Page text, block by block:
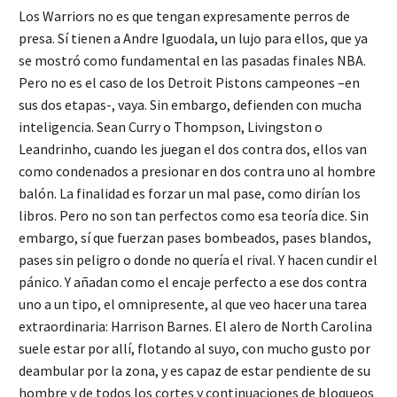
Los Warriors no es que tengan expresamente perros de
presa. Sí tienen a Andre Iguodala, un lujo para ellos, que ya
se mostró como fundamental en las pasadas finales NBA.
Pero no es el caso de los Detroit Pistons campeones –en
sus dos etapas-, vaya. Sin embargo, defienden con mucha
inteligencia. Sean Curry o Thompson, Livingston o
Leandrinho, cuando les juegan el dos contra dos, ellos van
como condenados a presionar en dos contra uno al hombre
balón. La finalidad es forzar un mal pase, como dirían los
libros. Pero no son tan perfectos como esa teoría dice. Sin
embargo, sí que fuerzan pases bombeados, pases blandos,
pases sin peligro o donde no quería el rival. Y hacen cundir el
pánico. Y añadan como el encaje perfecto a ese dos contra
uno a un tipo, el omnipresente, al que veo hacer una tarea
extraordinaria: Harrison Barnes. El alero de North Carolina
suele estar por allí, flotando al suyo, con mucho gusto por
deambular por la zona, y es capaz de estar pendiente de su
hombre y de todos los cortes y continuaciones de bloqueos